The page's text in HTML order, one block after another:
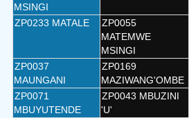
MSINGI
ZP0233 MATALE
ZP0055
MATEMWE
MSINGI
ZP0037
MAUNGANI
ZP0169
MAZIWANG'OMBE
ZP0071
MBUYUTENDE
ZP0043 MBUZINI
'U'